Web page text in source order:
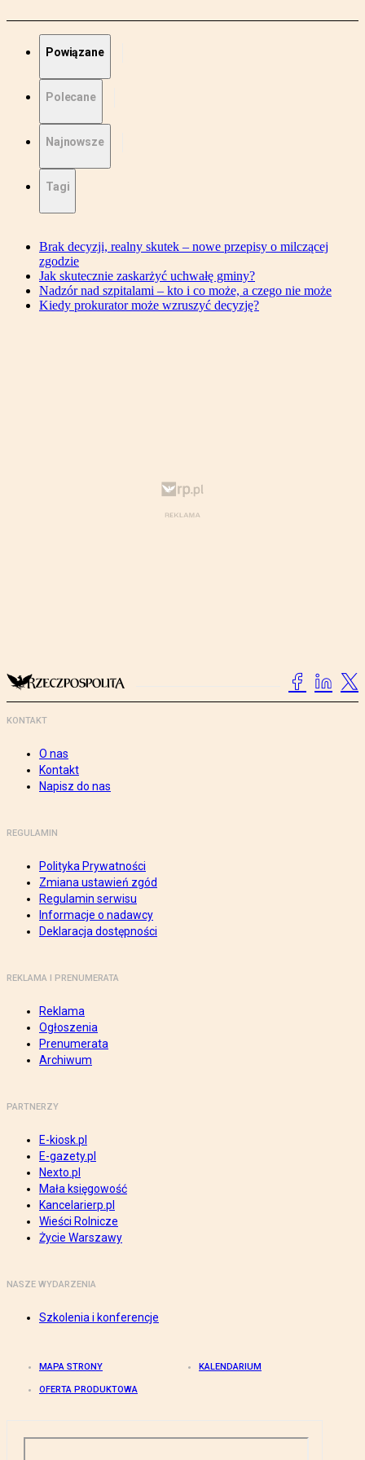
Powiązane
Polecane
Najnowsze
Tagi
Brak decyzji, realny skutek – nowe przepisy o milczącej
zgodzie
Jak skutecznie zaskarżyć uchwałę gminy?
Nadzór nad szpitalami – kto i co może, a czego nie może
Kiedy prokurator może wzruszyć decyzję?
KONTAKT
O nas
Kontakt
Napisz do nas
REGULAMIN
Polityka Prywatności
Zmiana ustawień zgód
Regulamin serwisu
Informacje o nadawcy
Deklaracja dostępności
REKLAMA I PRENUMERATA
Reklama
Ogłoszenia
Prenumerata
Archiwum
PARTNERZY
E-kiosk.pl
E-gazety.pl
Nexto.pl
Mała księgowość
Kancelarierp.pl
Wieści Rolnicze
Życie Warszawy
NASZE WYDARZENIA
Szkolenia i konferencje
MAPA STRONY KALENDARIUM
OFERTA PRODUKTOWA